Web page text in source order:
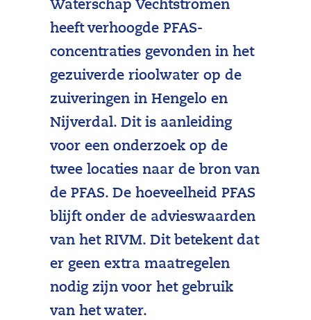
Waterschap Vechtstromen
heeft verhoogde PFAS-
concentraties gevonden in het
gezuiverde rioolwater op de
zuiveringen in Hengelo en
Nijverdal. Dit is aanleiding
voor een onderzoek op de
twee locaties naar de bron van
de PFAS. De hoeveelheid PFAS
blijft onder de advieswaarden
van het RIVM. Dit betekent dat
er geen extra maatregelen
nodig zijn voor het gebruik
van het water.